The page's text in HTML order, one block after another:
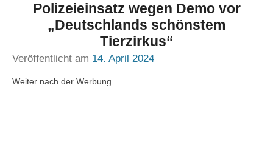
Polizeieinsatz wegen Demo vor
„Deutschlands schönstem
Tierzirkus“
Veröffentlicht am 14. April 2024
Weiter nach der Werbung